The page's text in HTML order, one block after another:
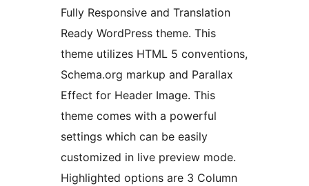
Fully Responsive and Translation
Ready WordPress theme. This
theme utilizes HTML 5 conventions,
Schema.org markup and Parallax
Effect for Header Image. This
theme comes with a powerful
settings which can be easily
customized in live preview mode.
Highlighted options are 3 Column